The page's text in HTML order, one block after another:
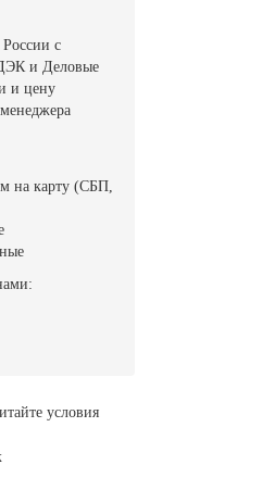
с
и Деловые
и цену
на карту (СБП,
условия